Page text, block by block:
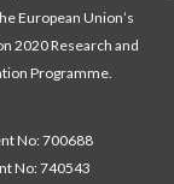
European Union’s
2020 Research and
Programme.
No: 700688
No: 740543